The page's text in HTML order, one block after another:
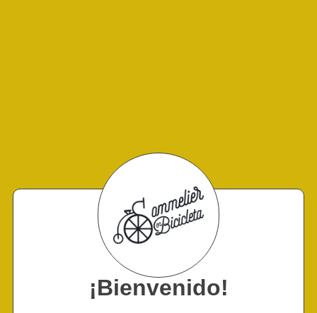
¡Bienvenido!